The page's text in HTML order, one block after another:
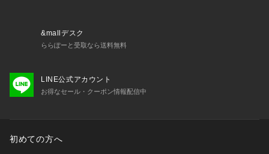
&mallデスク
ららぽーと受取なら送料無料
LINE公式アカウント
お得なセール・クーポン情報配信中
初めての方へ